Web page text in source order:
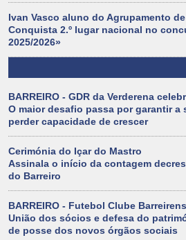
Ivan Vasco aluno do Agrupamento
Conquista 2.º lugar nacional no
2025/2026»
BARREIRO - GDR da Verderena
O maior desafio passa por garantir a
perder capacidade de crescer
Cerimónia do Içar do Mastro
Assinala o início da contagem
do Barreiro
BARREIRO - Futebol Clube
União dos sócios e defesa do
de posse dos novos órgãos sociais